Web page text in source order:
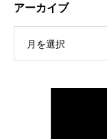
アーカイブ
月を選択